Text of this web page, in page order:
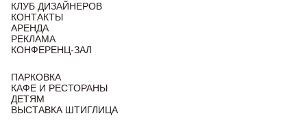
КЛУБ ДИЗАЙНЕРОВ
КОНТАКТЫ
АРЕНДА
РЕКЛАМА
КОНФЕРЕНЦ-ЗАЛ
ПАРКОВКА
КАФЕ И РЕСТОРАНЫ
ДЕТЯМ
ВЫСТАВКА ШТИГЛИЦА